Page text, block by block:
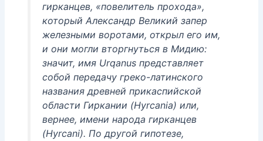
гирканцев, «повелитель прохода»,
который Александр Великий запер
железными воротами, открыл его им,
и они могли вторгнуться в Мидию:
значит, имя Urqanus представляет
собой передачу греко-латинского
названия древней прикаспийской
области Гиркании (Hyrcania) или,
вернее, имени народа гирканцев
(Hyrcani). По другой гипотезе,